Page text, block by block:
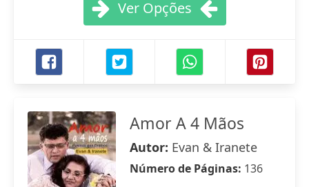
Ver Opções
Amor A 4 Mãos
Autor: Evan & Iranete
Número de Páginas: 136